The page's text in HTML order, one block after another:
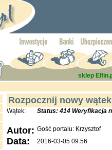
sklep
Rozpocznij nowy wątek
Wątek: Status: 414 Weryfikacja
Autor: Gość portalu: Krzysztof
Data: 2016-03-05 09:56